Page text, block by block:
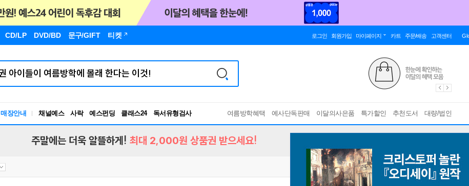
CD/LP DVD/BD 문구/GIFT 티켓 로그인 회원가입 마이페이지 카트 주문/배송 고객센터
매장안내 채널예스 사락 예스펀딩 클래스24
독서유형검사
RBTI Lab
여름방학혜택 예사단독판매 이달의사은품 특가할인 추천도서 대량/법인
주말에는 더욱 알뜰하게! 최대 2,000원 상품권 받으세요!